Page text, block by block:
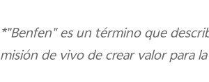
*"Benfen" es un término que
misión de vivo de crear valor para